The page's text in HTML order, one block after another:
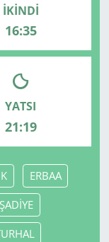
İKINDI
16:35
YATSI
21:19
ERBAA